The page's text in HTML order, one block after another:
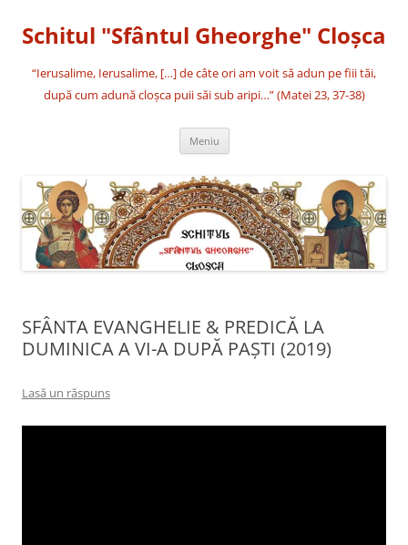
conținut
Schitul "Sfântul Gheorghe" Cloşca
“Ierusalime, Ierusalime, […] de câte ori am voit să adun pe fiii tăi,
după cum adună cloşca puii săi sub aripi…” (Matei 23, 37-38)
Meniu
SFÂNTA EVANGHELIE & PREDICĂ LA
DUMINICA A VI-A DUPĂ PAŞTI (2019)
Lasă un răspuns